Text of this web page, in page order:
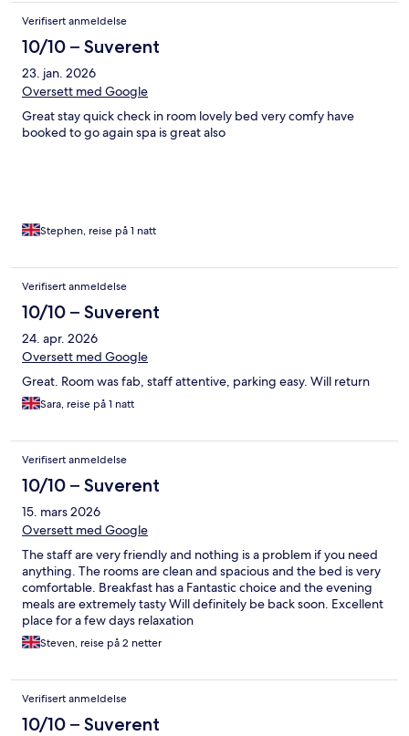
Verifisert anmeldelse
10/10 – Suverent
23. jan. 2026
Oversett med Google
Great stay quick check in room lovely bed very comfy have
booked to go again spa is great also
Stephen, reise på 1 natt
Verifisert anmeldelse
10/10 – Suverent
24. apr. 2026
Oversett med Google
Great. Room was fab, staff attentive, parking easy. Will return
Sara, reise på 1 natt
Verifisert anmeldelse
10/10 – Suverent
15. mars 2026
Oversett med Google
The staff are very friendly and nothing is a problem if you need
anything. The rooms are clean and spacious and the bed is very
comfortable. Breakfast has a Fantastic choice and the evening
meals are extremely tasty Will definitely be back soon. Excellent
place for a few days relaxation
Steven, reise på 2 netter
Verifisert anmeldelse
10/10 – Suverent